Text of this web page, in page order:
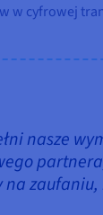
w cyfrowej
nasze